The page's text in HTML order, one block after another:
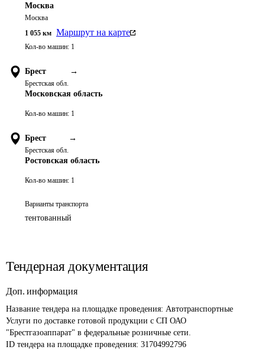
Москва
Москва
1 055 км Маршрут на карте
Кол-во машин: 1
Брест →
Брестская обл.
Московская область
Кол-во машин: 1
Брест →
Брестская обл.
Ростовская область
Кол-во машин: 1
Варианты транспорта
тентованный
Тендерная документация
Доп. информация
Название тендера на площадке проведения: Автотранспортные
Услуги по доставке готовой продукции с СП ОАО
"Брестгазоаппарат" в федеральные розничные сети.
ID тендера на площадке проведения: 31704992796